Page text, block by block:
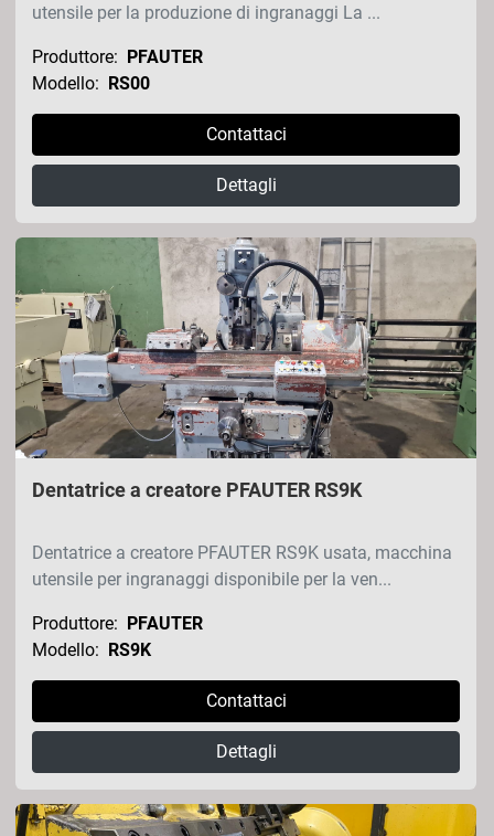
utensile per la produzione di ingranaggi La ...
Produttore: PFAUTER
Modello: RS00
Contattaci
Dettagli
Dentatrice a creatore PFAUTER RS9K
Dentatrice a creatore PFAUTER RS9K usata, macchina
utensile per ingranaggi disponibile per la ven...
Produttore: PFAUTER
Modello: RS9K
Contattaci
Dettagli